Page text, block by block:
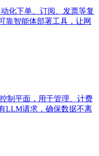
化下单、订阅、发票等复
靠智能体部署工具，让网
制平面，用于管理、计费
LLM请求，确保数据不离